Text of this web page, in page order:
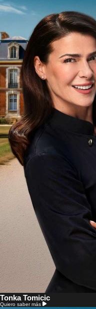
Tonka Tomicic
Quiero saber más